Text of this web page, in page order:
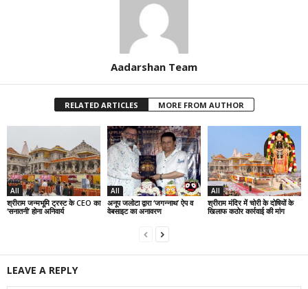
Aadarshan Team
RELATED ARTICLES MORE FROM AUTHOR
All
श्रीराम जन्मभूमि ट्रस्ट के CEO का
‘सनातनी’ होना अनिवार्य
All
अनूप जलोटा द्वारा ‘जगन्नाथ’ ऐप व
वेबसाइट का अनावरण
All
श्रीराम मंदिर में चोरी के दोषियों के
खिलाफ कठोर कार्रवाई की मांग
LEAVE A REPLY